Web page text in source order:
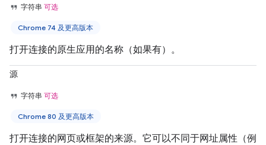
字符串 可选
Chrome 74 及更高版本
打开连接的原生应用的名称（如果有）。
源
字符串 可选
Chrome 80 及更高版本
打开连接的网页或框架的来源。它可以不同于网址属性（例